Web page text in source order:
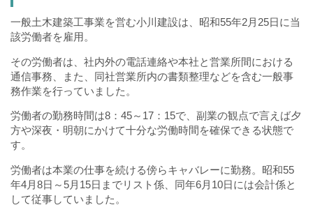
一般土木建築工事業を営む小川建設は、昭和55年2月25日に当
該労働者を雇用。
その労働者は、社内外の電話連絡や本社と営業所間における
通信事務、また、同社営業所内の書類整理などを含む一般事
務作業を行っていました。
労働者の勤務時間は8：45～17：15で、副業の観点で言えば夕
方や深夜・明朝にかけて十分な労働時間を確保できる状態で
す。
労働者は本業の仕事を続ける傍らキャバレーに勤務。昭和55
年4月8日～5月15日までリスト係、同年6月10日には会計係と
して従事していました。